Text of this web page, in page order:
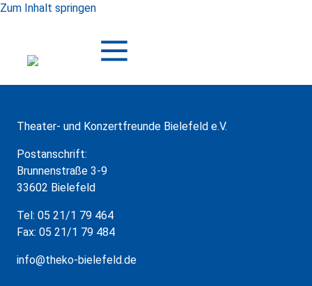
Zum Inhalt springen
Theater- und Konzertfreunde Bielefeld e.V.
Postanschrift:
Brunnenstraße 3-9
33602 Bielefeld
Tel: 05 21/1 79 464
Fax: 05 21/1 79 484
info@theko-bielefeld.de